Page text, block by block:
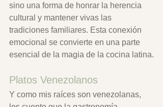
sino una forma de honrar la herencia
cultural y mantener vivas las
tradiciones familiares. Esta conexión
emocional se convierte en una parte
esencial de la magia de la cocina latina.
Platos Venezolanos
Y como mis raíces son venezolanas,